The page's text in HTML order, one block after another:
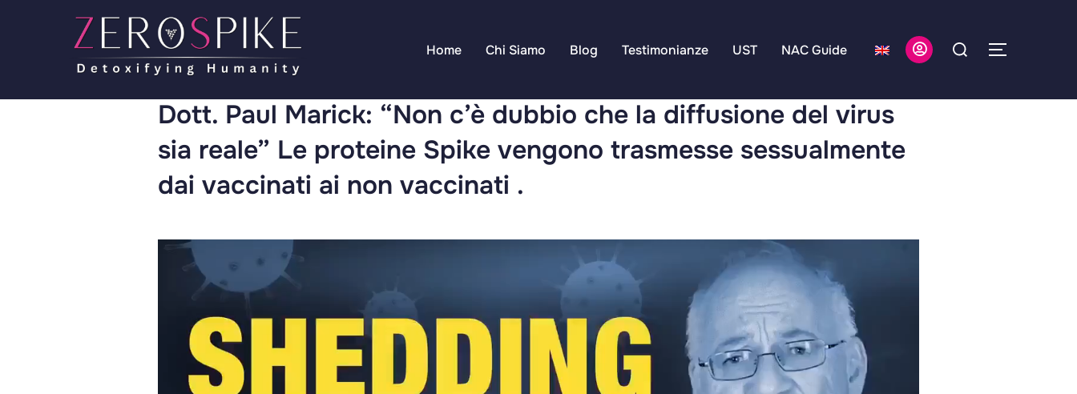
Home Chi Siamo Blog Testimonianze UST NAC Guide
Dott. Paul Marick: “Non c’è dubbio che la diffusione del virus
sia reale” Le proteine Spike vengono trasmesse sessualmente
dai vaccinati ai non vaccinati .